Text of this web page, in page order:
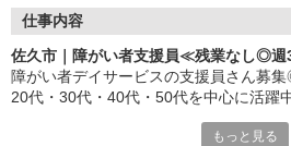
仕事内容
佐久市｜障がい者支援員≪残業なし◎
障がい者デイサービスの支援員さん募
20代・30代・40代・50代を中心に活躍
もっと見る